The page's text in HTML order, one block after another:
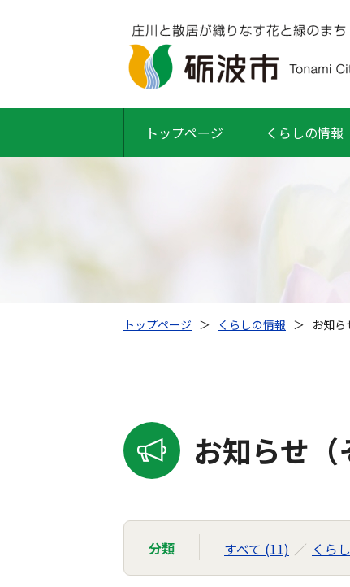
トップページ くらしの情報
トップページ ＞ くらしの情報 ＞ お知ら
お知らせ（
分類 すべて (11) くら